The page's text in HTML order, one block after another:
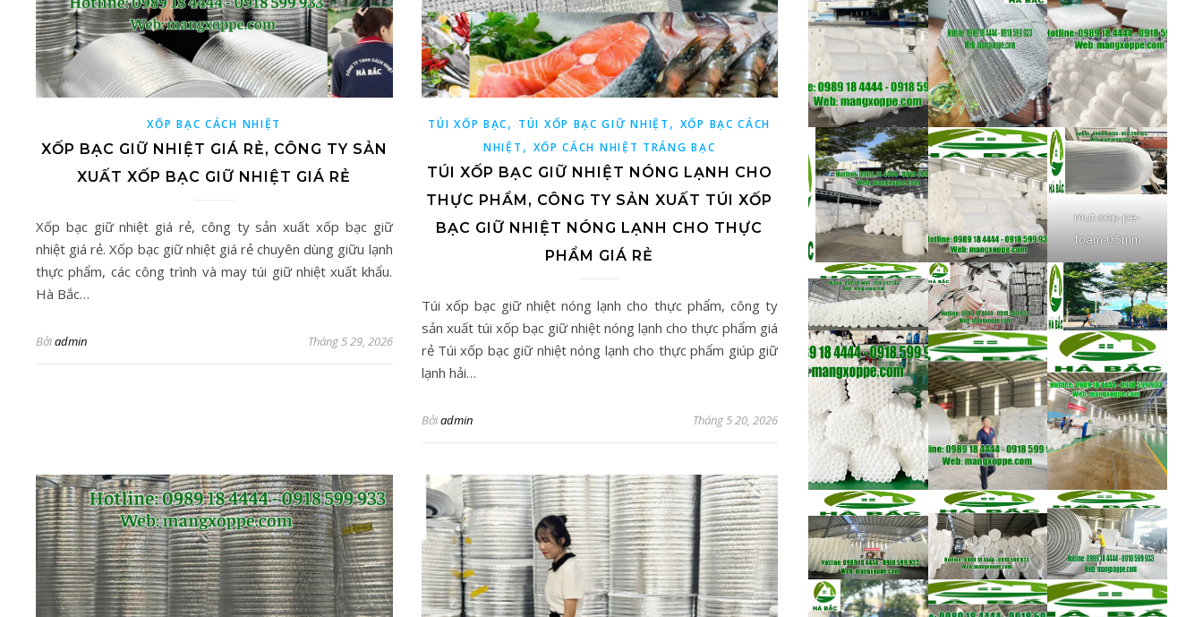
XỐP BẠC CÁCH NHIỆT
XỐP BẠC GIỮ NHIỆT GIÁ RẺ, CÔNG TY SẢN
XUẤT XỐP BẠC GIỮ NHIỆT GIÁ RẺ
Xốp bạc giữ nhiệt giá rẻ, công ty sản xuất xốp bạc giữ
nhiệt giá rẻ. Xốp bạc giữ nhiệt giá rẻ chuyên dùng giữu lạnh
thực phẩm, các công trình và may túi giữ nhiệt xuất khẩu.
Hà Bắc…
Bởiadmin Tháng 5 29, 2026
TÚI XỐP BẠC, TÚI XỐP BẠC GIỮ NHIỆT , XỐP BẠC CÁCH
NHIỆT , XỐP CÁCH NHIỆT TRÁNG BẠC
TÚI XỐP BẠC GIỮ NHIỆT NÓNG LẠNH CHO
THỰC PHẨM, CÔNG TY SẢN XUẤT TÚI XỐP
BẠC GIỮ NHIỆT NÓNG LẠNH CHO THỰC
PHẨM GIÁ RẺ
Túi xốp bạc giữ nhiệt nóng lạnh cho thực phẩm, công ty
sản xuất túi xốp bạc giữ nhiệt nóng lạnh cho thực phẩm giá
rẻ Túi xốp bạc giữ nhiệt nóng lạnh cho thực phẩm giúp giữ
lạnh hải…
Bởiadmin Tháng 5 20, 2026
mut-xop-pe-
foam-0.5mm